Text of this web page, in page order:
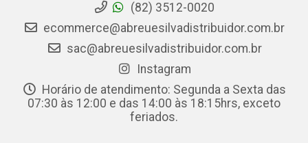
(82) 3512-0020
ecommerce@abreuesilvadistribuidor.com.br
sac@abreuesilvadistribuidor.com.br
Instagram
Horário de atendimento: Segunda a Sexta das
07:30 às 12:00 e das 14:00 às 18:15hrs, exceto
feriados.